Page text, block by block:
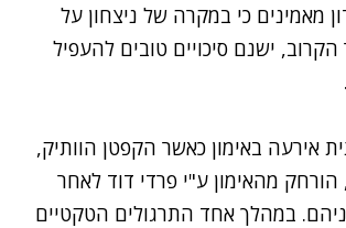
מאמינים כי במקרה של ניצחון על
ישנם סיכויים טובים להעפיל
אירעה באימון כאשר הקפטן הוותיק,
מהאימון ע"י פרדי דוד לאחר
במהלך אחד התרגולים הטקטיים